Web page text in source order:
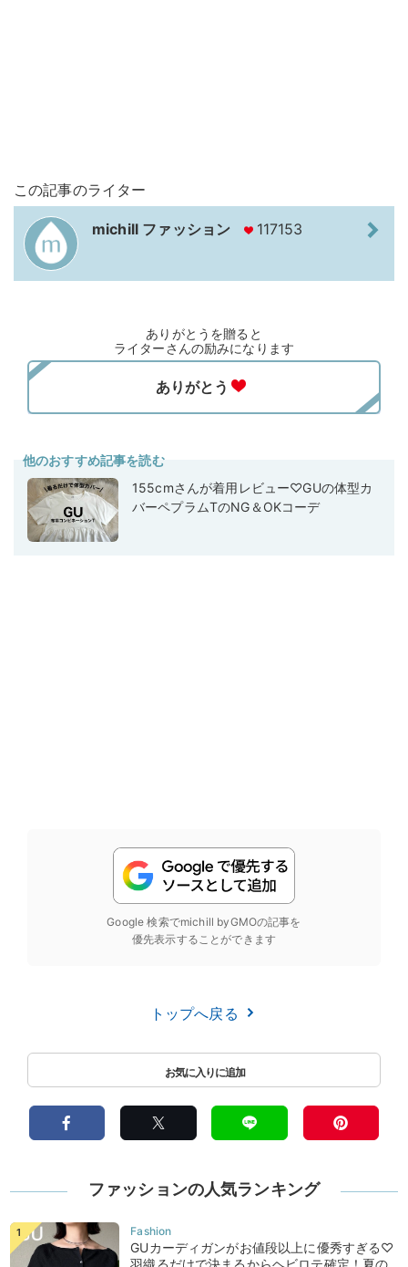
この記事のライター
michill ファッション 117153
ありがとうを贈ると
ライターさんの励みになります
他のおすすめ記事を読む
155cmさんが着用レビュー♡GUの体型カ
バーペプラムTのNG＆OKコーデ
Google 検索でmichill byGMOの記事を
優先表示することができます
トップへ戻る
ファッションの人気ランキング
GUカーディガンがお値段以上に優秀すぎる♡